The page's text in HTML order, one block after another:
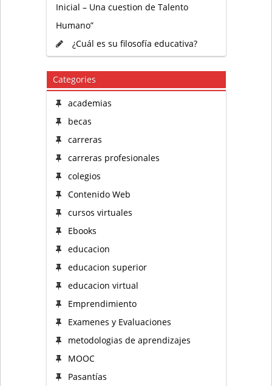
Inicial – Una cuestion de Talento
Humano”
¿Cuál es su filosofía educativa?
Categories
academias
becas
carreras
carreras profesionales
colegios
Contenido Web
cursos virtuales
Ebooks
educacion
educacion superior
educacion virtual
Emprendimiento
Examenes y Evaluaciones
metodologias de aprendizajes
MOOC
Pasantías